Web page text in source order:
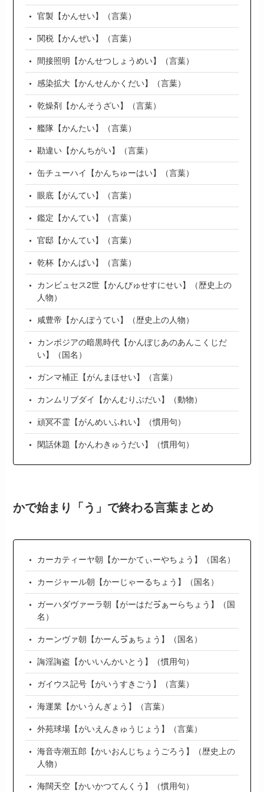
官製【かんせい】（言葉）
関税【かんぜい】（言葉）
間接照明【かんせつしょうめい】（言葉）
感染拡大【かんせんかくだい】（言葉）
乾燥剤【かんそうざい】（言葉）
艦隊【かんたい】（言葉）
勘違い【かんちがい】（言葉）
缶チューハイ【かんちゅーはい】（言葉）
眼底【がんてい】（言葉）
鑑定【かんてい】（言葉）
官邸【かんてい】（言葉）
乾杯【かんぱい】（言葉）
カンビュセス2世【かんびゅせすにせい】（歴史上の
人物）
咸豊帝【かんぽうてい】（歴史上の人物）
カンボジアの暗黒時代【かんぼじあのあんこくじだ
い】（国名）
ガンマ補正【がんまほせい】（言葉）
カンムリブダイ【かんむりぶだい】（動物）
頑冥不霊【がんめいふれい】（慣用句）
閑話休題【かんわきゅうだい】（慣用句）
かで始まり「う」で終わる言葉まとめ
カーカティーヤ朝【かーかてぃーやちょう】（国名）
カージャール朝【かーじゃーるちょう】（国名）
ガーハダヴァーラ朝【がーはだゔぁーらちょう】（国
名）
カーンヴァ朝【かーんゔぁちょう】（国名）
誨淫誨盗【かいいんかいとう】（慣用句）
ガイウス記号【がいうすきごう】（言葉）
海運業【かいうんぎょう】（言葉）
外苑球場【がいえんきゅうじょう】（言葉）
海音寺潮五郎【かいおんじちょうごろう】（歴史上の
人物）
海闊天空【かいかつてんくう】（慣用句）